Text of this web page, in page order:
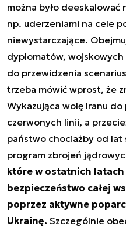
można było deeskalować
np. uderzeniami na cele
niewystarczające.
dyplomatów,
do przewidzenia
trzeba mówić wprost, że
Wykazująca wolę Iranu
czerwonych linii, a
państwo chociażby od lat
program zbrojeń
które w ostatnich latach
bezpieczeństwo całej
poprzez aktywne
Ukrainę. Szczególnie